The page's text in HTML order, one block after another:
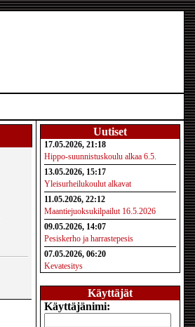
Uutiset
17.05.2026, 21:18
Hippo-suunnistuskoulu alkaa 6.5.
13.05.2026, 15:17
Yleisurheilukoulut alkavat
11.05.2026, 22:12
Maantiejuoksukilpailut 16.5.2026
09.05.2026, 14:07
Pesiskerho ja harrastepesis
07.05.2026, 06:20
Kevatesitys
Käyttäjät
Käyttäjänimi: